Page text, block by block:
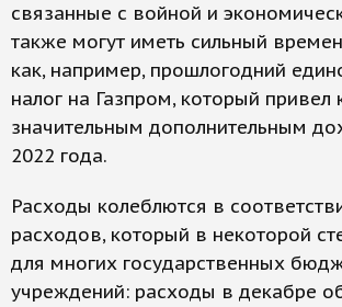
связанные с войной и
также могут иметь сильный
как, например, прошлогодний
налог на Газпром, который привел
значительным дополнительным
2022 года.
Расходы колеблются в
расходов, который в некоторой
для многих государственных
учреждений: расходы в декабре